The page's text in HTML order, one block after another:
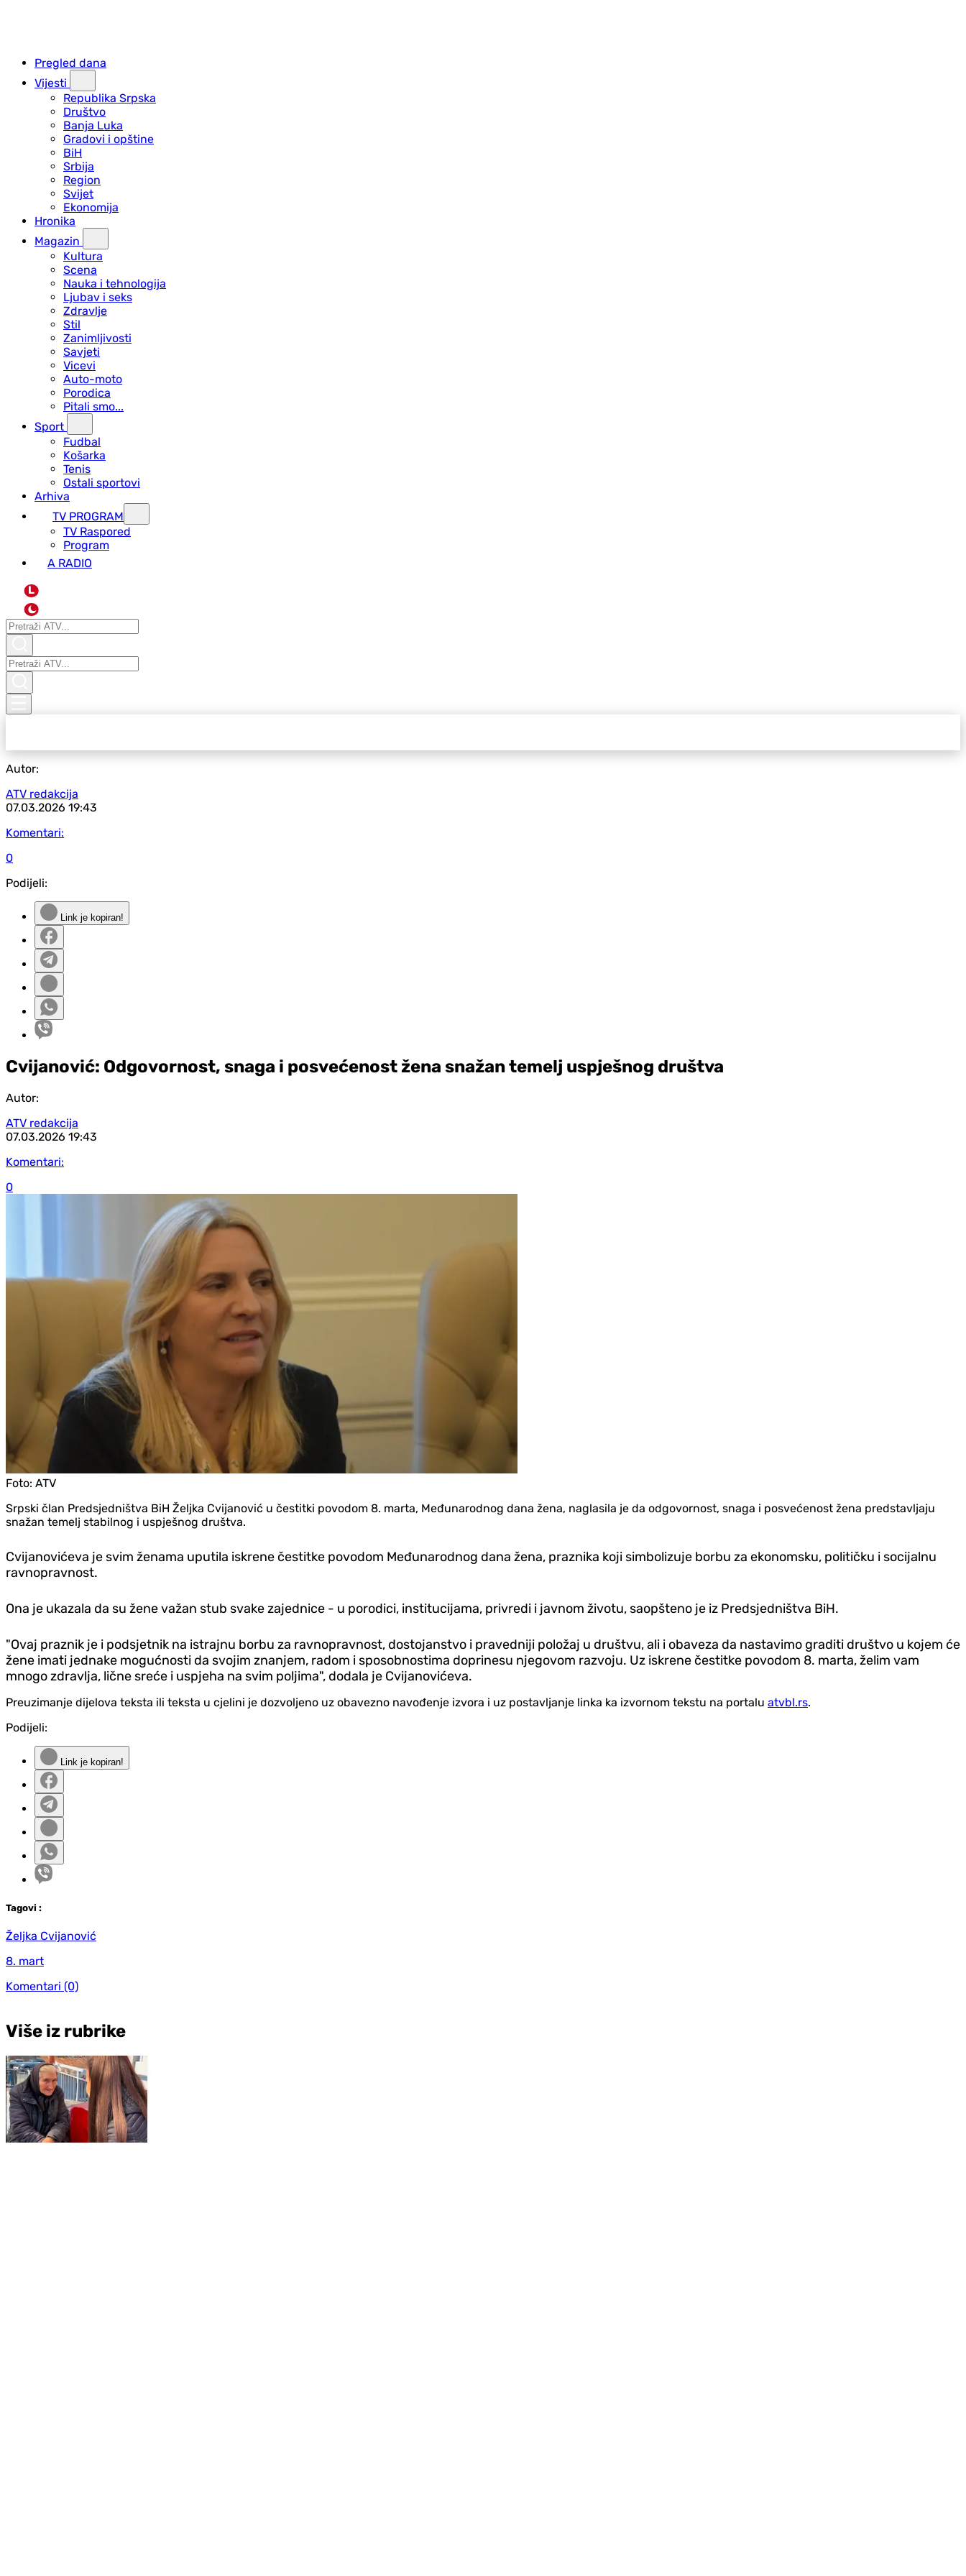
Pregled dana
Vijesti
Republika Srpska
Društvo
Banja Luka
Gradovi i opštine
BiH
Srbija
Region
Svijet
Ekonomija
Hronika
Magazin
Kultura
Scena
Nauka i tehnologija
Ljubav i seks
Zdravlje
Stil
Zanimljivosti
Savjeti
Vicevi
Auto-moto
Porodica
Pitali smo...
Sport
Fudbal
Košarka
Tenis
Ostali sportovi
Arhiva
TV PROGRAM
ТV Raspored
Program
A RADIO
L
Autor:
ATV redakcija
07.03.2026 19:43
Komentari:
0
Podijeli:
Link je kopiran!
Cvijanović: Odgovornost, snaga i posvećenost žena snažan temelj uspješnog društva
Autor:
ATV redakcija
07.03.2026 19:43
Komentari:
0
Foto: ATV
Srpski član Predsjedništva BiH Željka Cvijanović u čestitki povodom 8. marta, Međunarodnog dana žena, naglasila je da odgovornost, snaga i posvećenost žena predstavljaju
snažan temelj stabilnog i uspješnog društva.
Cvijanovićeva je svim ženama uputila iskrene čestitke povodom Međunarodnog dana žena, praznika koji simbolizuje borbu za ekonomsku, političku i socijalnu
ravnopravnost.
Ona je ukazala da su žene važan stub svake zajednice - u porodici, institucijama, privredi i javnom životu, saopšteno je iz Predsjedništva BiH.
"Ovaj praznik je i podsjetnik na istrajnu borbu za ravnopravnost, dostojanstvo i pravedniji položaj u društvu, ali i obaveza da nastavimo graditi društvo u kojem će
žene imati jednake mogućnosti da svojim znanjem, radom i sposobnostima doprinesu njegovom razvoju. Uz iskrene čestitke povodom 8. marta, želim vam
mnogo zdravlja, lične sreće i uspjeha na svim poljima", dodala je Cvijanovićeva.
Preuzimanje dijelova teksta ili teksta u cjelini je dozvoljeno uz obavezno navođenje izvora i uz postavljanje linka ka izvornom tekstu na portalu atvbl.rs.
Podijeli:
Link je kopiran!
Tagovi :
Željka Cvijanović
8. mart
Komentari (0)
Više iz rubrike